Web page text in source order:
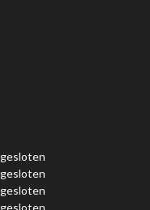
gesloten
gesloten
gesloten
gesloten